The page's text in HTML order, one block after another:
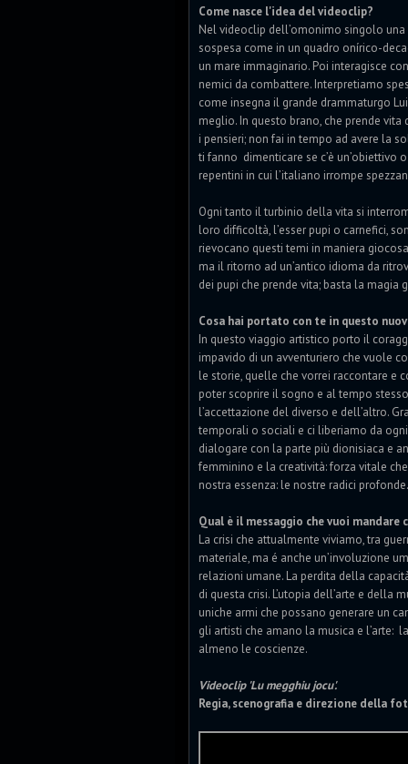
Come nasce l'idea del videoclip?
Nel videoclip dell’omonimo singolo
sospesa come in un quadro onírico-
un mare immaginario. Poi interagisce
nemici da combattere. Interpretiamo
come insegna il grande drammaturgo
meglio. In questo brano, che prende
i pensieri; non fai in tempo ad avere la
ti fanno dimenticare se c’è un’obiettivo
repentini in cui l’italiano irrompe
Ogni tanto il turbinio della vita si
loro difficoltà, l’esser pupi o carnefici,
rievocano questi temi in maniera
ma il ritorno ad un’antico idioma da
dei pupi che prende vita; basta la
Cosa hai portato con te in questo
In questo viaggio artistico porto il
impavido di un avventuriero che vuole
le storie, quelle che vorrei raccontare e
poter scoprire il sogno e al tempo
l’accettazione del diverso e dell’altro.
temporali o sociali e ci liberiamo da
dialogare con la parte più dionisiaca e
femminino e la creatività: forza vitale
nostra essenza: le nostre radici
Qual è il messaggio che vuoi mandare
La crisi che attualmente viviamo, tra
materiale, ma é anche un’involuzione
relazioni umane. La perdita della
di questa crisi. L’utopia dell’arte e
uniche armi che possano generare un
gli artisti che amano la musica e l’arte:
almeno le coscienze.
Videoclip 'Lu megghiu jocu'.
Regia, scenografia e direzione della